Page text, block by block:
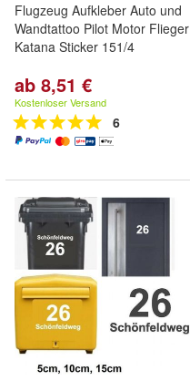
Flugzeug Aufkleber Auto und
Wandtattoo Pilot Motor Flieger
Katana Sticker 151/4
ab 8,51 €
Kostenloser Versand
6